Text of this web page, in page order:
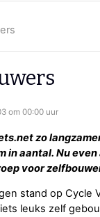
om 00:00 uur
zo
in aantal. Nu
voor
stand op Cycle
leuks zelf